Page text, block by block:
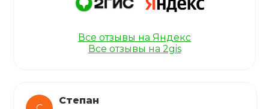
Степан
Все отзывы на Яндекс
Все отзывы на 2gis